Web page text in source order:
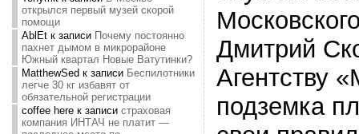
открылся первый музей скорой
помощи
AblEtк записи Почему постоянно
пахнет дымом в микрорайоне
Южный квартал Новые Ватутинки?
MatthewSed к записи Беспилотники
легче 30 кг избавят от
обязательной регистрации
coffee hereк записи страховая
компания ИНТАЧ не платит —
Дмитрий
Агентству
подземка